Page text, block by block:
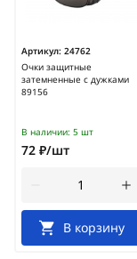
Артикул: 24762
Очки защитные
затемненные с дужками
89156
В наличии: 5 шт
72 ₽/шт
В корзину